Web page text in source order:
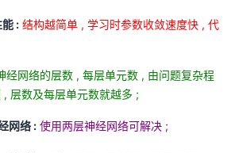
d
t
: 结构越简单 , 学习时参数收敛速度快 , 代
经网络的层数 , 每层单元数 , 由问题复杂程
层数及每层单元数就越多 ;
网络 : 使用两层神经网络可解决 ;